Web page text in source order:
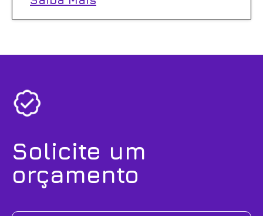
Solicite um
orçamento